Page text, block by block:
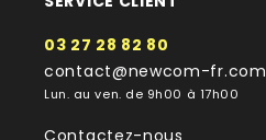
03 27 28 82 80
contact@newcom-fr.com
Lun. au ven. de 9h00 à 17h00
Contactez-nous